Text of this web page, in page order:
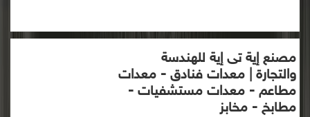
مصنع إية تى إية للهندسة
والتجارة | معدات فنادق - معدات
مطاعم - معدات مستشفيات -
مطابخ - مخابز